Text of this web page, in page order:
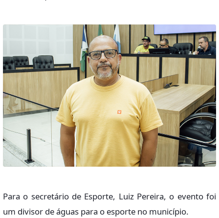
Para o secretário de Esporte, Luiz Pereira, o evento foi
um divisor de águas para o esporte no município.